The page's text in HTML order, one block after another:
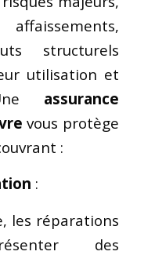
structurels
utilisation et
assurance
vous protège
:
:
les réparations
des